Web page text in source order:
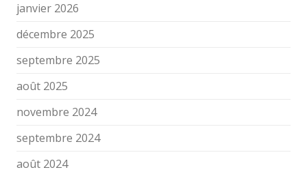
janvier 2026
décembre 2025
septembre 2025
août 2025
novembre 2024
septembre 2024
août 2024